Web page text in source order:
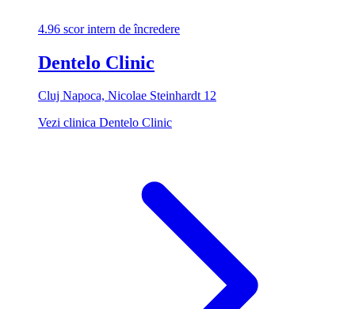
4.96 scor intern de încredere
Dentelo Clinic
Cluj Napoca, Nicolae Steinhardt 12
Vezi clinica Dentelo Clinic